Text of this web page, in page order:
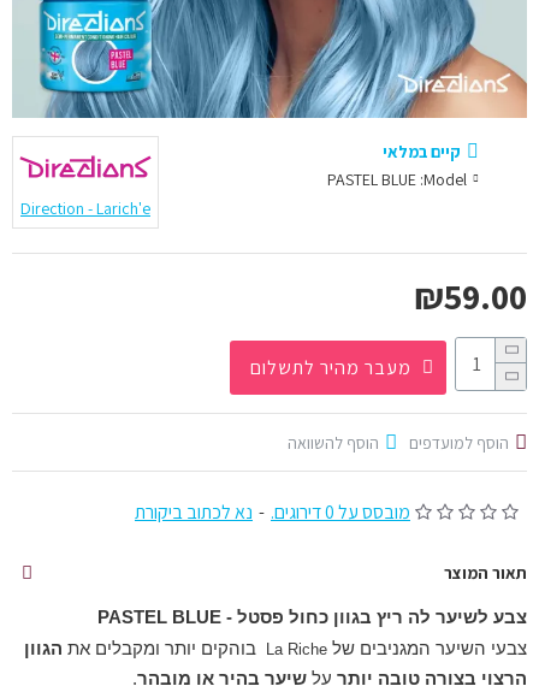
מובסס על 0 דירוגים. - נא לכתוב ביקורת
₪59.00
קיים במלאי
Model:
PASTEL BLUE
Direction - Larich'e
מעבר מהיר לתשלום
הוסף למועדפים הוסף להשוואה
תאור המוצר
צבע לשיער לה ריץ בגוון כחול פסטל - PASTEL BLUE
צבעי השיער המגניבים של
La Riche בוהקים יותר ומקבלים את הגוון
הרצוי בצורה טובה יותר על שיער בהיר או מובהר.